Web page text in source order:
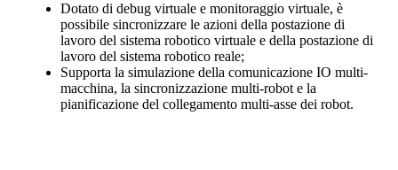
Dotato di debug virtuale e monitoraggio virtuale, è
possibile sincronizzare le azioni della postazione di
lavoro del sistema robotico virtuale e della postazione di
lavoro del sistema robotico reale;
Supporta la simulazione della comunicazione IO multi-
macchina, la sincronizzazione multi-robot e la
pianificazione del collegamento multi-asse dei robot.